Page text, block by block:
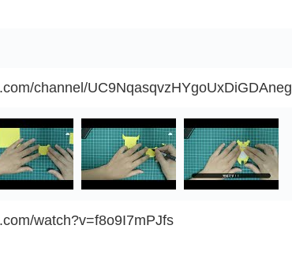
channel/UC9NqasqvzHYgoUxDiGDAneg
watch?v=f8o9I7mPJfs